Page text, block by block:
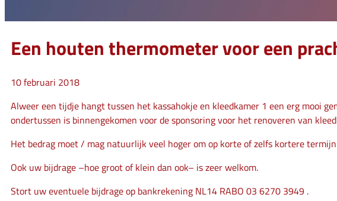
Een houten thermometer voor een
10 februari 2018
Alweer een tijdje hangt tussen het kassahokje en kleedkamer 1 een erg mooi
ondertussen is binnengekomen voor de sponsoring voor het renoveren van
Het bedrag moet / mag natuurlijk veel hoger om op korte of zelfs kortere
Ook uw bijdrage –hoe groot of klein dan ook– is zeer welkom.
Stort uw eventuele bijdrage op bankrekening NL14 RABO 03 6270 3949 .